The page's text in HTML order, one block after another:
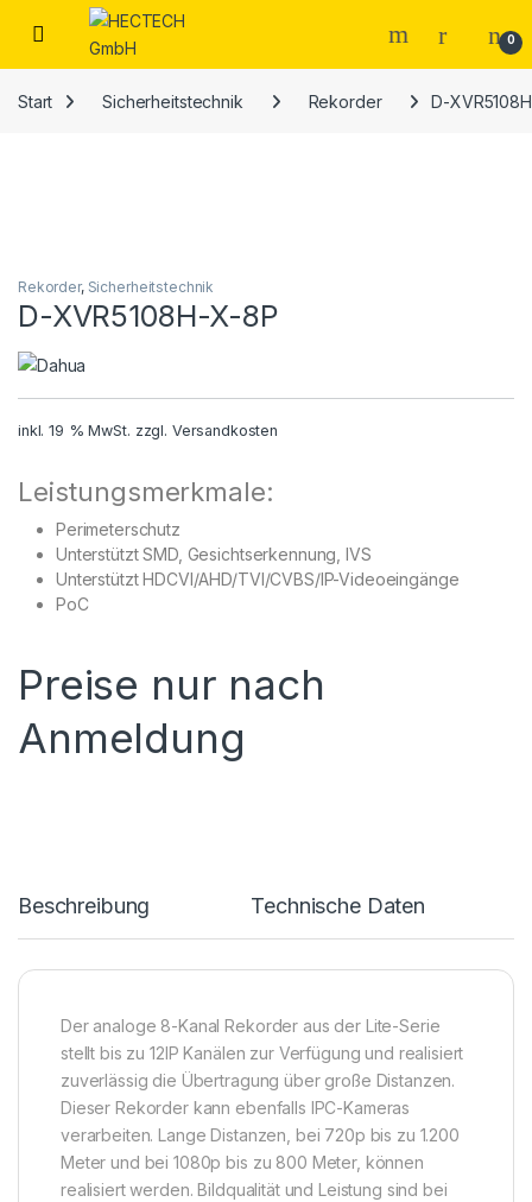
Open 0
Start Sicherheitstechnik Rekorder D-
Rekorder, Sicherheitstechnik
D-XVR5108H-X-8P
inkl. 19 % MwSt. zzgl. Versandkosten
Leistungsmerkmale:
Perimeterschutz
Unterstützt SMD, Gesichtserkennung, IVS
Unterstützt HDCVI/AHD/TVI/CVBS/IP-Videoeingänge
PoC
Preise nur nach
Anmeldung
Beschreibung Technische Daten
Der analoge 8-Kanal Rekorder aus der Lite-Serie
stellt bis zu 12IP Kanälen zur Verfügung und realisiert
zuverlässig die Übertragung über große Distanzen.
Dieser Rekorder kann ebenfalls IPC-Kameras
verarbeiten. Lange Distanzen, bei 720p bis zu 1.200
Meter und bei 1080p bis zu 800 Meter, können
realisiert werden. Bildqualität und Leistung sind bei